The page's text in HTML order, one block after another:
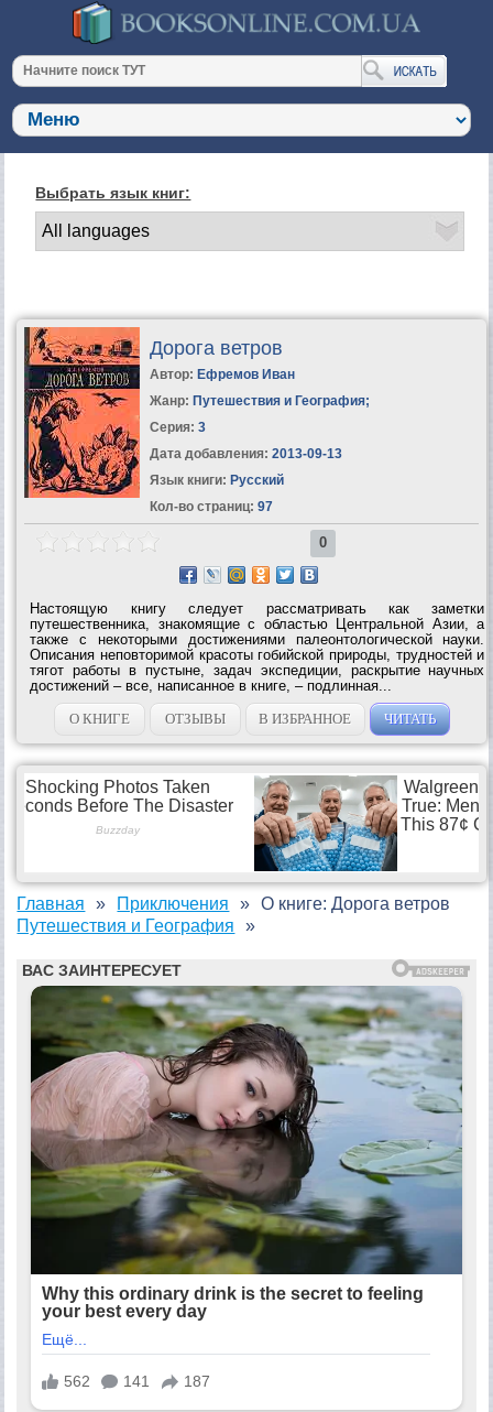
Выбрать язык книг:
Дорога ветров
Автор: Ефремов Иван
Жанр: Путешествия и География;
Серия: 3
Дата добавления: 2013-09-13
Язык книги: Русский
Кол-во страниц: 97
0
Настоящую книгу следует рассматривать как заметки
путешественника, знакомящие с областью Центральной Азии, а
также с некоторыми достижениями палеонтологической науки.
Описания неповторимой красоты гобийской природы, трудностей и
тягот работы в пустыне, задач экспедиции, раскрытие научных
достижений – все, написанное в книге, – подлинная...
О КНИГЕ
ОТЗЫВЫ В ИЗБРАННОЕ ЧИТАТЬ
Главная
Приключения
Путешествия и География
О книге: Дорога ветров